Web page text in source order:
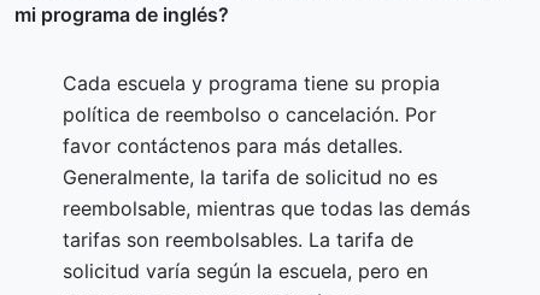
mi programa de inglés?
Cada escuela y programa tiene su propia
política de reembolso o cancelación. Por
favor contáctenos para más detalles.
Generalmente, la tarifa de solicitud no es
reembolsable, mientras que todas las demás
tarifas son reembolsables. La tarifa de
solicitud varía según la escuela, pero en